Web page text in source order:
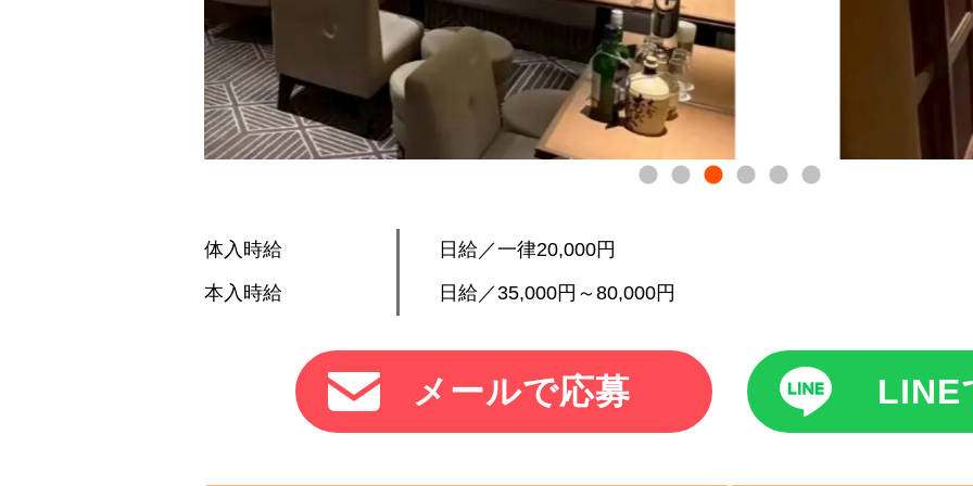
体入時給
日給／一律20,000円
本入時給
日給／35,000円～80,000円
メールで応募 LINE